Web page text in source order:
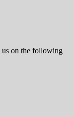
on the following